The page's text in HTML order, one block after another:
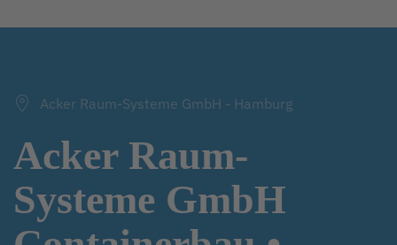
Acker Raum-Systeme GmbH - Hamburg
Acker Raum-
Systeme GmbH